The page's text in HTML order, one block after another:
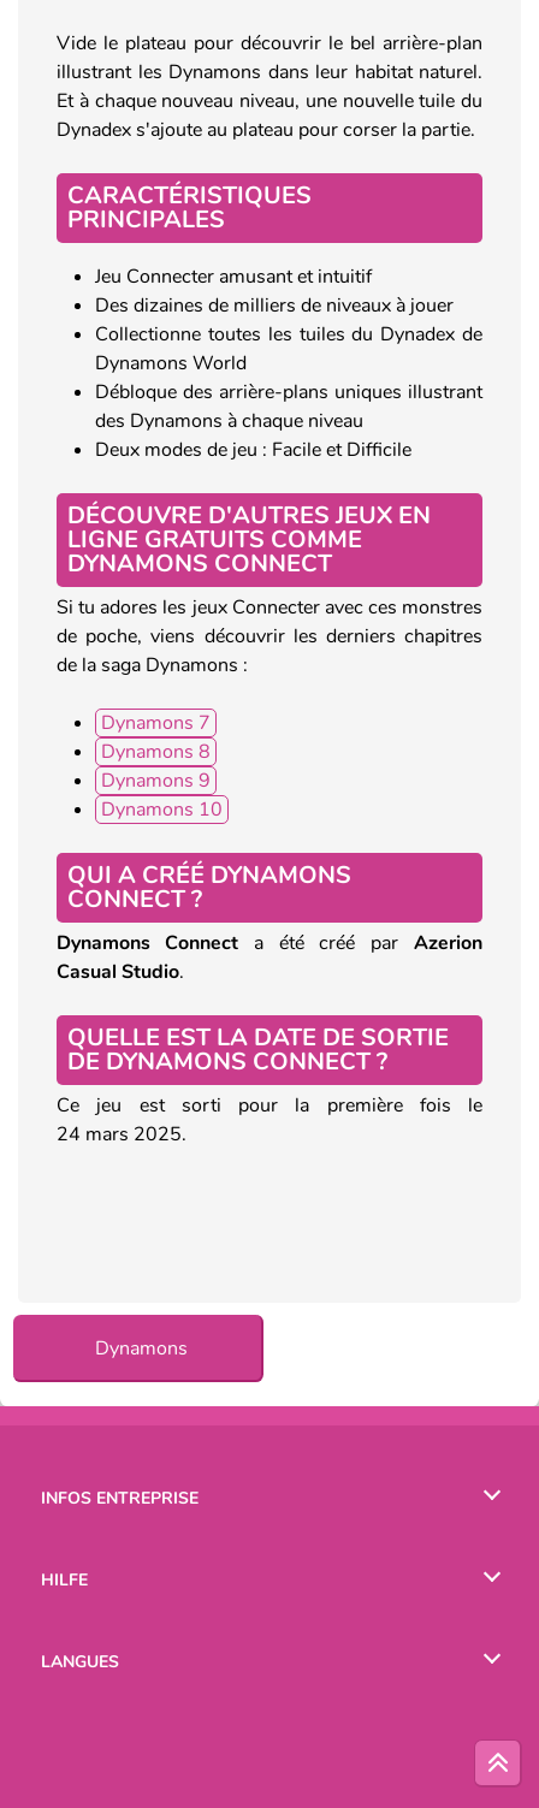
Vide le plateau pour découvrir le bel arrière-plan
illustrant les Dynamons dans leur habitat naturel.
Et à chaque nouveau niveau, une nouvelle tuile du
Dynadex s'ajoute au plateau pour corser la partie.
CARACTÉRISTIQUES
PRINCIPALES
Jeu Connecter amusant et intuitif
Des dizaines de milliers de niveaux à jouer
Collectionne toutes les tuiles du Dynadex de
Dynamons World
Débloque des arrière-plans uniques illustrant
des Dynamons à chaque niveau
Deux modes de jeu : Facile et Difficile
DÉCOUVRE D'AUTRES JEUX EN
LIGNE GRATUITS COMME
DYNAMONS CONNECT
Si tu adores les jeux Connecter avec ces monstres
de poche, viens découvrir les derniers chapitres
de la saga Dynamons :
Dynamons 7
Dynamons 8
Dynamons 9
Dynamons 10
QUI A CRÉÉ DYNAMONS
CONNECT ?
Dynamons Connect a été créé par Azerion
Casual Studio.
QUELLE EST LA DATE DE SORTIE
DE DYNAMONS CONNECT ?
Ce jeu est sorti pour la première fois le
24 mars 2025.
Dynamons
INFOS ENTREPRISE
HILFE
LANGUES